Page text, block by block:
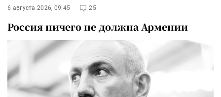
6 августа 2026, 09:45 25
Россия ничего не должна Армении